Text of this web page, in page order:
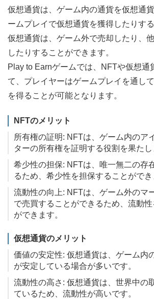
仮想通貨は、ゲーム内の通貨を仮想通
ームプレイで仮想通貨を獲得したりす
仮想通貨は、ゲーム外で売却したり、
したりすることができます。
Play to Earnゲームでは、NFTや仮想通
て、プレイヤーはゲームプレイを通し
を得ることが可能となります。
NFTのメリット
所有権の証明: NFTは、ゲーム内のア
ターの所有権を証明する役割を果たし
希少性の担保: NFTは、唯一無二の存
るため、希少性を担保することができ
流動性の向上: NFTは、ゲーム外のマ
で売買することができるため、流動
ができます。
仮想通貨のメリット
価値の安定性: 仮想通貨は、ゲーム内
が安定している場合が多いです。
流動性の高さ: 仮想通貨は、世界中の
ているため、流動性が高いです。